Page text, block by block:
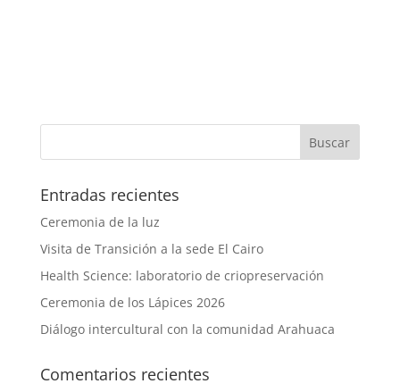
Entradas recientes
Ceremonia de la luz
Visita de Transición a la sede El Cairo
Health Science: laboratorio de criopreservación
Ceremonia de los Lápices 2026
Diálogo intercultural con la comunidad Arahuaca
Comentarios recientes